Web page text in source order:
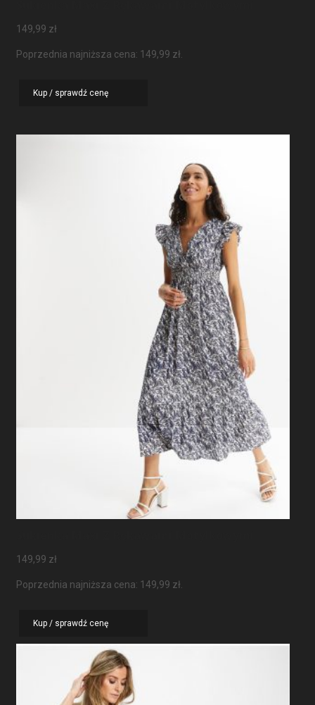
149,99 zł
Poprzednia najniższa cena: 149,99 zł
Kup / sprawdź cenę
149,99 zł
Poprzednia najniższa cena: 149,99 zł
Kup / sprawdź cenę